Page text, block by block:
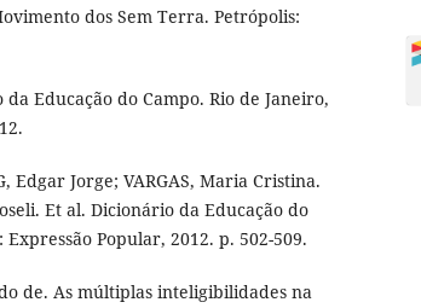
dos Sem Terra. Petrópolis:
Educação do Campo. Rio de Janeiro,
Edgar Jorge; VARGAS, Maria Cristina.
Et al. Dicionário da Educação do
Popular, 2012. p. 502-509.
de. As múltiplas inteligibilidades na